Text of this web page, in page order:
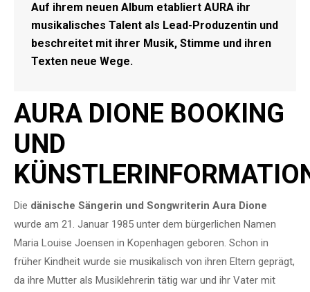
Auf ihrem neuen Album etabliert AURA ihr
musikalisches Talent als Lead-Produzentin und
beschreitet mit ihrer Musik, Stimme und ihren
Texten neue Wege.
AURA DIONE BOOKING
UND
Die dänische Sängerin und Songwriterin Aura Dione
wurde am 21. Januar 1985 unter dem bürgerlichen Namen
Maria Louise Joensen in Kopenhagen geboren. Schon in
früher Kindheit wurde sie musikalisch von ihren Eltern geprägt,
da ihre Mutter als Musiklehrerin tätig war und ihr Vater mit